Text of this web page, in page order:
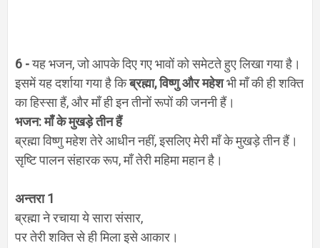
6 -यह भजन,जो आपके दिए गए भावों को समेटते हुए लिखा गया है।
इसमें यह दर्शाया गया है किब्रह्मा,विष्णु और महेशभी माँ की ही शक्ति
का हिस्सा हैं,और माँ ही इन तीनों रूपों की जननी हैं।
भजन: माँ के मुखड़े तीन हैं
ब्रह्मा विष्णु महेश तेरे आधीन नहीं,इसलिए मेरी माँ के मुखड़े तीन हैं।
सृष्टि पालन संहारक रूप,माँ तेरी महिमा महान है।
अन्तरा1
ब्रह्मा ने रचाया ये सारा संसार,
पर तेरी शक्ति से ही मिला इसे आकार।